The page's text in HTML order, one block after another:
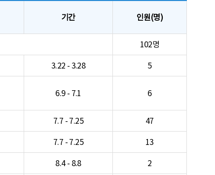
기간 인원(명)
102명
3.22 - 3.28 5
6.9 - 7.1 6
7.7 - 7.25 47
7.7 - 7.25 13
8.4 - 8.8 2